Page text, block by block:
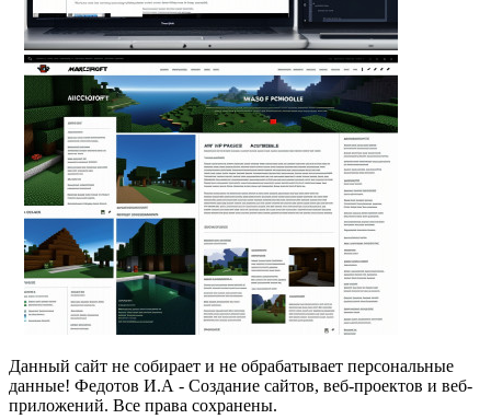
Данный сайт не собирает и не обрабатывает персональные
данные! Федотов И.А - Создание сайтов, веб-проектов и веб-
приложений. Все права сохранены.